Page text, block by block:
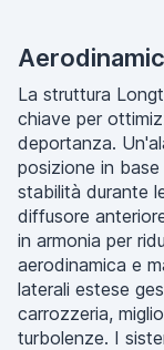
La struttura
chiave per
deportanza.
posizione in
stabilità durante
diffusore
in armonia per
aerodinamica e
laterali estese
carrozzeria,
turbolenze. I